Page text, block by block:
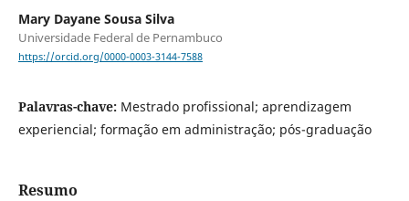
Mary Dayane Sousa Silva
Universidade Federal de Pernambuco
https://orcid.org/0000-0003-3144-7588
Palavras-chave: Mestrado profissional; aprendizagem
experiencial; formação em administração; pós-graduação
Resumo